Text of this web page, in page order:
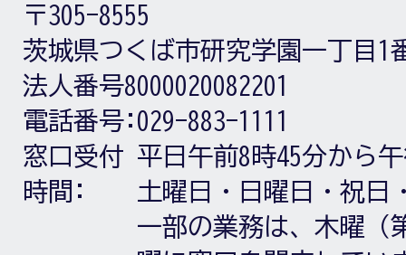
〒305-8555
茨城県つくば市研究学園一丁目1
法人番号8000020082201
電話番号: 029-883-1111
窓口受付
時間:
平日午前8時45分から
土曜日・日曜日・祝日
一部の業務は、木曜（